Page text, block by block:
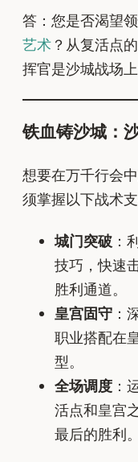
答：您是否渴望
艺术 ？从复活点
挥官是沙城战场上
铁血铸沙城：
想要在万千行会
须掌握以下战术支
城门突破：
技巧，快速
胜利通道。
皇宫固守 ：
职业搭配在
型。
全场调度 ：
活点和皇宫
最后的胜利。